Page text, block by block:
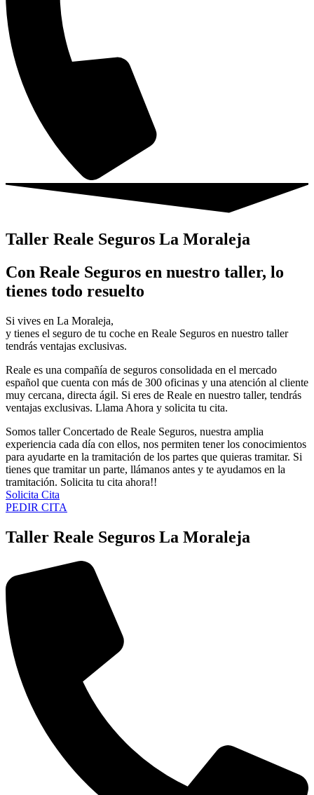
Taller Reale Seguros La Moraleja
Con Reale Seguros en nuestro taller, lo
tienes todo resuelto
Si vives en La Moraleja,
y tienes el seguro de tu coche en Reale Seguros en nuestro taller
tendrás ventajas exclusivas.
Reale es una compañía de seguros consolidada en el mercado
español que cuenta con más de 300 oficinas y una atención al cliente
muy cercana, directa ágil. Si eres de Reale en nuestro taller, tendrás
ventajas exclusivas. Llama Ahora y solicita tu cita.
Somos taller Concertado de Reale Seguros, nuestra amplia
experiencia cada día con ellos, nos permiten tener los conocimientos
para ayudarte en la tramitación de los partes que quieras tramitar. Si
tienes que tramitar un parte, llámanos antes y te ayudamos en la
tramitación. Solicita tu cita ahora!!
Solicita Cita
PEDIR CITA
Taller Reale Seguros La Moraleja